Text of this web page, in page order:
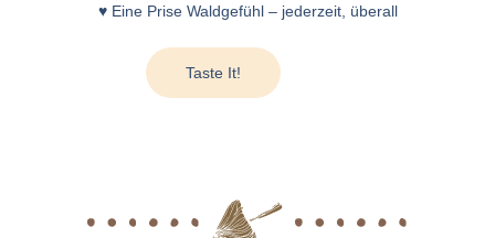
♥ Eine Prise Waldgefühl – jederzeit, überall
Taste It!